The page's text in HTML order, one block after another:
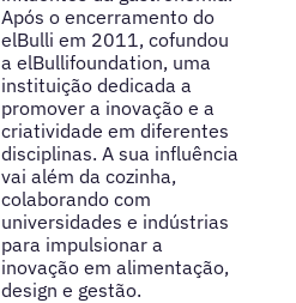
Após o encerramento do
elBulli em 2011, cofundou
a elBullifoundation, uma
instituição dedicada a
promover a inovação e a
criatividade em diferentes
disciplinas. A sua influência
vai além da cozinha,
colaborando com
universidades e indústrias
para impulsionar a
inovação em alimentação,
design e gestão.